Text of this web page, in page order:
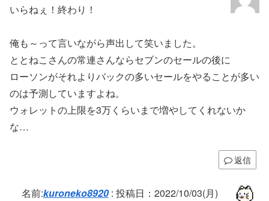
いらねぇ！終わり！
俺も～って言いながら声出して笑いました。
ととねこさんの常連さんならセブンのセールの後に
ローソンがそれよりバックの多いセールをやることが多い
のは予測していますよね。
ウォレットの上限を3万くらいまで増やしてくれないか
な…
返信
名前:kuroneko8920: 投稿日：2022/10/03(月)